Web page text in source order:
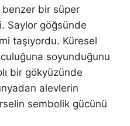
benzer bir süper
Saylor göğsünde
taşıyordu. Küresel
soyunduğunu
bir gökyüzünde
alevlerin
sembolik gücünü